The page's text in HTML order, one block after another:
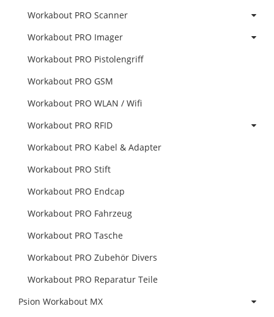
Workabout PRO Scanner
Workabout PRO Imager
Workabout PRO Pistolengriff
Workabout PRO GSM
Workabout PRO WLAN / Wifi
Workabout PRO RFID
Workabout PRO Kabel & Adapter
Workabout PRO Stift
Workabout PRO Endcap
Workabout PRO Fahrzeug
Workabout PRO Tasche
Workabout PRO Zubehör Divers
Workabout PRO Reparatur Teile
Psion Workabout MX